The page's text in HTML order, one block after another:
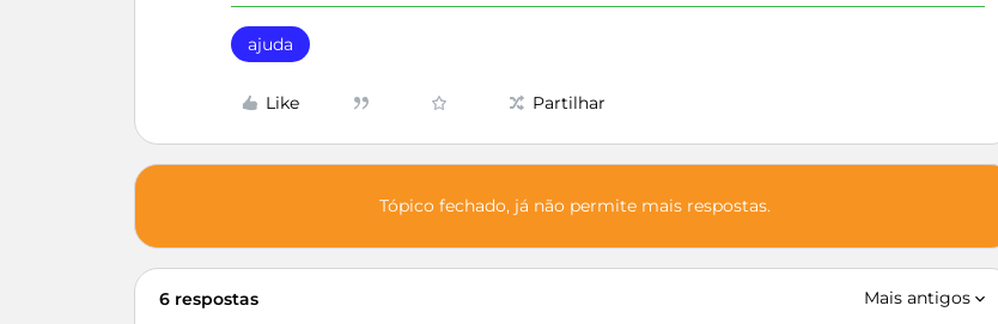
ajuda
Like Partilhar
Tópico fechado, já não permite mais respostas.
6 respostas Mais antigos